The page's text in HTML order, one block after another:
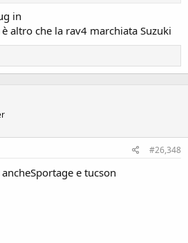
in
altro che la rav4 marchiata Suzuki
#26,348
e tucson